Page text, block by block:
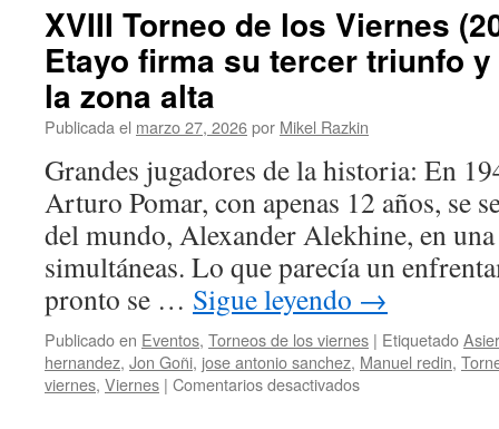
Garbisu
Pro
Tournament
de
Navas
se
hace
con
el
tercer
la
general
XVIII Torneo de los Viernes
Etayo firma su tercer triunfo
la zona alta
Publicada el marzo 27, 2026por Mikel Razkin
Grandes jugadores de la historia: En
Arturo Pomar, con apenas 12 años, se
del mundo, Alexander Alekhine, en
simultáneas. Lo que parecía un
pronto se … Sigue leyendo →
Publicado en Eventos, Torneos de los viernes | Etiquetado
hernandez, Jon Goñi, jose antonio sanchez, Manuel redin,
viernes, Viernes | Comentarios desactivadosen